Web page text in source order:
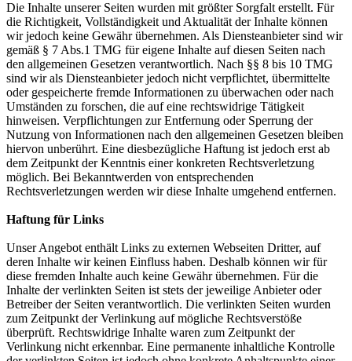
Die Inhalte unserer Seiten wurden mit größter Sorgfalt erstellt. Für
die Richtigkeit, Vollständigkeit und Aktualität der Inhalte können
wir jedoch keine Gewähr übernehmen. Als Diensteanbieter sind wir
gemäß § 7 Abs.1 TMG für eigene Inhalte auf diesen Seiten nach
den allgemeinen Gesetzen verantwortlich. Nach §§ 8 bis 10 TMG
sind wir als Diensteanbieter jedoch nicht verpflichtet, übermittelte
oder gespeicherte fremde Informationen zu überwachen oder nach
Umständen zu forschen, die auf eine rechtswidrige Tätigkeit
hinweisen. Verpflichtungen zur Entfernung oder Sperrung der
Nutzung von Informationen nach den allgemeinen Gesetzen bleiben
hiervon unberührt. Eine diesbezügliche Haftung ist jedoch erst ab
dem Zeitpunkt der Kenntnis einer konkreten Rechtsverletzung
möglich. Bei Bekanntwerden von entsprechenden
Rechtsverletzungen werden wir diese Inhalte umgehend entfernen.
Haftung für Links
Unser Angebot enthält Links zu externen Webseiten Dritter, auf
deren Inhalte wir keinen Einfluss haben. Deshalb können wir für
diese fremden Inhalte auch keine Gewähr übernehmen. Für die
Inhalte der verlinkten Seiten ist stets der jeweilige Anbieter oder
Betreiber der Seiten verantwortlich. Die verlinkten Seiten wurden
zum Zeitpunkt der Verlinkung auf mögliche Rechtsverstöße
überprüft. Rechtswidrige Inhalte waren zum Zeitpunkt der
Verlinkung nicht erkennbar. Eine permanente inhaltliche Kontrolle